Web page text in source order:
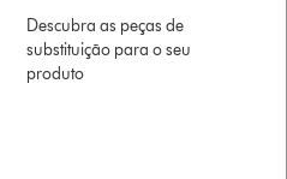
Descubra as peças de
substituição para o seu
produto